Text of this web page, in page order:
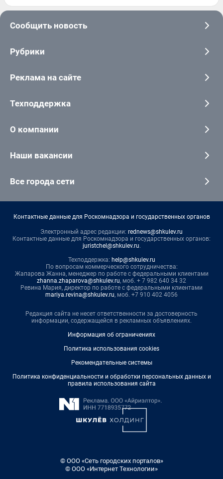
Сообщить новость
Рубрики
Реклама на сайте
Техподдержка
О компании
Наши вакансии
Все города сети
Контактные данные для Роскомнадзора и государственных органов
Электронный адрес редакции: rednews@shkulev.ru
Контактные данные для Роскомнадзора и государственных органов:
juristchel@shkulev.ru.
Техподдержка: help@shkulev.ru
По вопросам коммерческого сотрудничества:
Жапарова Жанна, менеджер по работе с федеральными клиентами
zhanna.zhaparova@shkulev.ru, моб. + 7 982 640 34 32
Ревина Мария, директор по работе с федеральными клиентами
mariya.revina@shkulev.ru, моб. +7 910 402 4056
Редакция сайта не несет ответственности за достоверность
информации, содержащейся в рекламных объявлениях.
Информация об ограничениях
Политика использования cookies
Рекомендательные системы
Политика конфиденциальности и обработки персональных данных и
правила использования сайта
© ООО «Сеть городских порталов»
© ООО «Интернет Технологии»